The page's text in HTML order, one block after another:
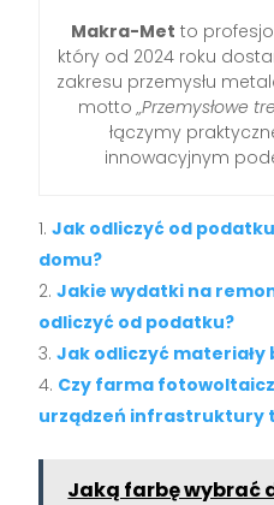
Makra-Met to
który od 2024 roku
zakresu przemysłu
motto„Przemysłowe
łączymy
innowacyjnym
Jak odliczyć od
domu?
Jakie wydatki na
odliczyć od podatku?
Jak odliczyć
Czy farma
urządzeń infrastruktury
Jaką farbę wybrać